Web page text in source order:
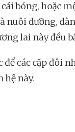
bóng, hoặc
nuôi dưỡng,
lai này đều
để các cặp đôi
hệ này.